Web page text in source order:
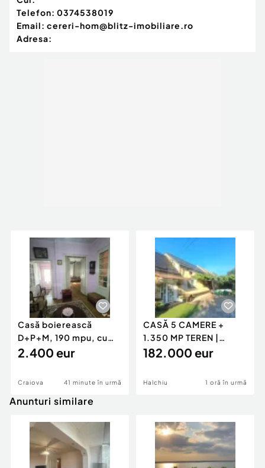
Telefon: 0374538019
Email: cereri-hom@blitz-imobiliare.ro
Adresa:
Casă boierească
D+P+M, 190 mpu, cu
destinație medicală
2.400 eur
Craiova 41 minute în urmă
CASĂ 5 CAMERE +
1.350 MP TEREN |
HALCHIU, BRASOV |
182.000 eur
Halchiu 1 oră în urmă
Anunturi similare